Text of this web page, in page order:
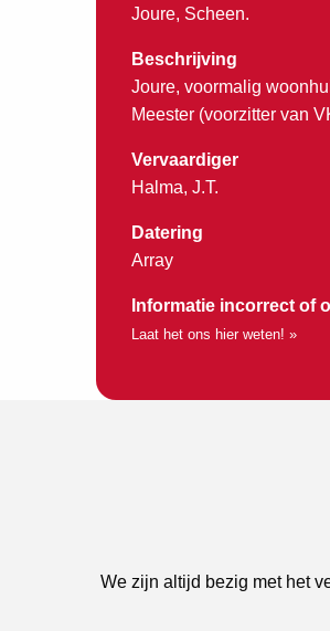
Joure, Scheen.
Beschrijving
Joure, voormalig
Meester (voorzitter van
Vervaardiger
Halma, J.T.
Datering
Array
Informatie incorrect of
Laat het ons hier weten! »
We zijn altijd bezig met het